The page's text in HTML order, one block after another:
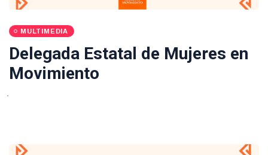
MULTIMEDIA
Delegada Estatal de Mujeres en
Movimiento